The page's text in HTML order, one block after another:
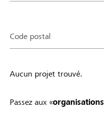
Code postal
Aucun projet trouvé.
Passez aux «organisations